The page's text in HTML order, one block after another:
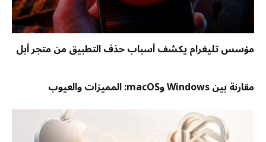
مؤسس تليغرام يكشف أسباب حذف التطبيق من متجر أبل
مقارنة بين Windows وmacOS: المميزات والعيوب